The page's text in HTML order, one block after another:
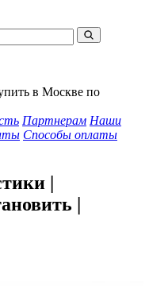
в Москве по
Партнерам Наши
Способы оплаты
|
|